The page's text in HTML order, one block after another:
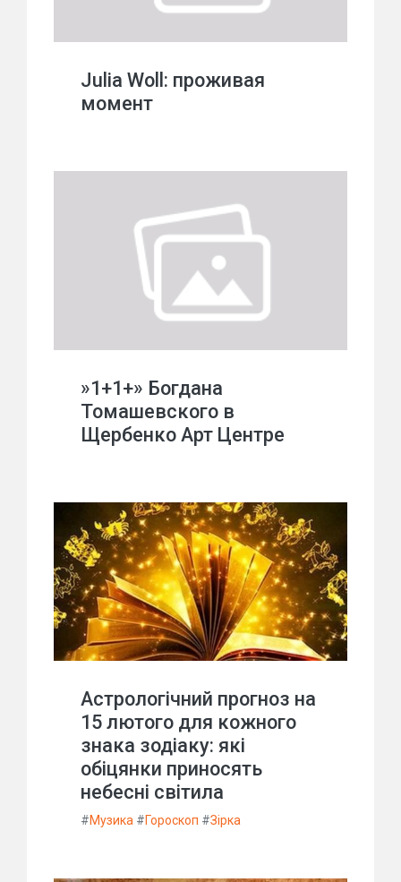
Julia Woll: проживая
момент
»1+1+» Богдана
Томашевского в
Щербенко Арт Центре
Астрологічний прогноз на
15 лютого для кожного
знака зодіаку: які
обіцянки приносять
небесні світила
#Музика #Гороскоп #Зірка